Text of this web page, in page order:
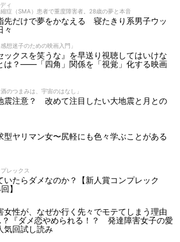
ィ
症（SMA）患者で重度障害者。28歳の夢と本音
先だけで夢をかなえる 寝たきり系男子ウッ
々
想迷子のための映画入門」
ックスを笑うな』を早送り視聴してはいけな
は？――「四角」関係を「視覚」化する映画
のつまみは、宇宙のはなし」
震注意？ 改めて注目したい大地震と月との
型ヤリマン女〜尻軽にも色々学ぶことがある
レックス
いたらダメなのか？【新人賞コンプレック
】
女性が、なぜか行く先々でモテてしまう理由
『ダメ恋やめられる！？ 発達障害女子の愛
気回試し読み